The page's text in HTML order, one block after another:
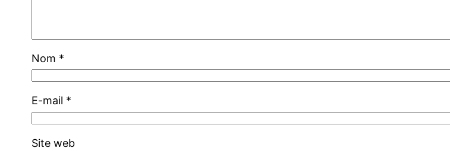
Nom *
E-mail *
Site web